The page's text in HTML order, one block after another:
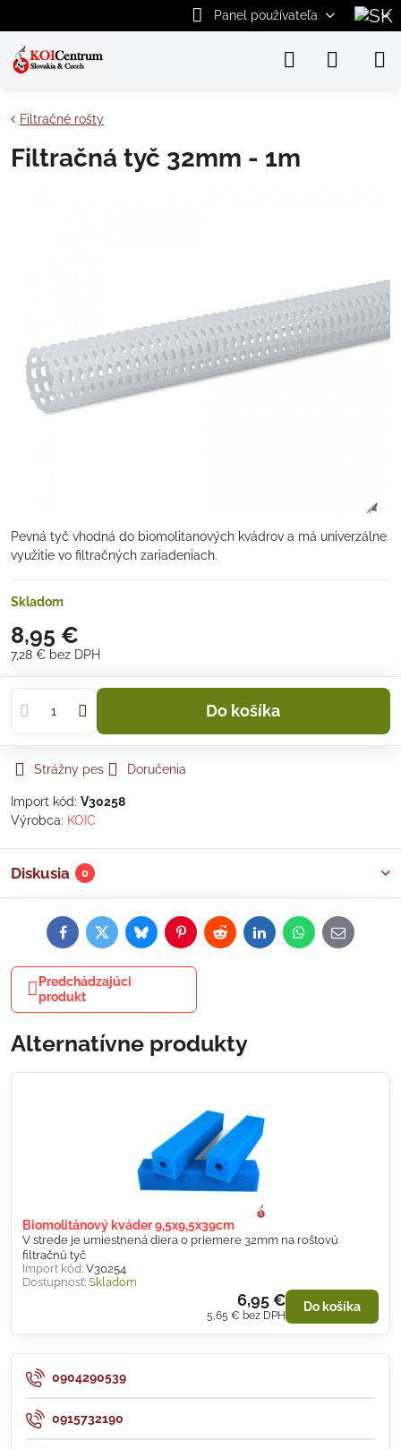
Panel používateľa
Filtračné rošty
Filtračná tyč 32mm - 1m
Pevná tyč vhodná do biomolitanových kvádrov a má univerzálne
využitie vo filtračných zariadeniach.
Skladom
8,95 €
7,28 € bez DPH
Do košíka
Strážny pes Doručenia
Import kód: V30258
Výrobca: KOIC
Diskusia 0
FacebookTwitterBlueskyPinterestRedditLinkedInWhatsApp
E-
mail
Predchádzajúci
produkt
Alternatívne produkty
Biomolitánový kváder 9,5x9,5x39cm
V strede je umiestnená diera o priemere 32mm na roštovú
filtračnú tyč
Import kód: V30254
Dostupnosť: Skladom
6,95 €
5,65 € bez DPH
Do košíka
0904290539
0915732190